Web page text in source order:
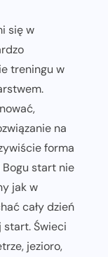
się w
treningu w
na
forma
Bogu start nie
jak w
cały dzień
start. Świeci
jezioro,